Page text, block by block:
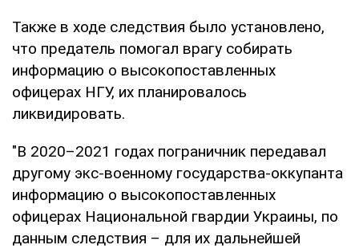
Также в ходе следствия было установлено,
что предатель помогал врагу собирать
информацию о высокопоставленных
офицерах НГУ, их планировалось
ликвидировать.
"В 2020–2021 годах пограничник передавал
другому экс-военному государства-оккупанта
информацию о высокопоставленных
офицерах Национальной гвардии Украины, по
данным следствия – для их дальнейшей